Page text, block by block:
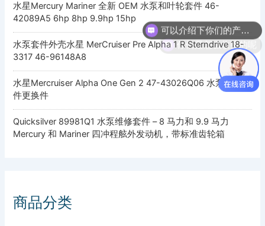
水星Mercury Mariner 全新 OEM 水泵和叶轮套件 46-
42089A5 6hp 8hp 9.9hp 15hp
水泵套件外壳水星 MerCruiser Pre Alpha 1 R Sterndrive 18-
3317 46-96148A8
水星Mercruiser Alpha One Gen 2 47-43026Q06 水泵叶轮套
件更换件
Quicksilver 89981Q1 水泵维修套件 – 8 马力和 9.9 马力
Mercury 和 Mariner 四冲程舷外发动机，带标准齿轮箱
商品分类
你们是怎么收费的呢